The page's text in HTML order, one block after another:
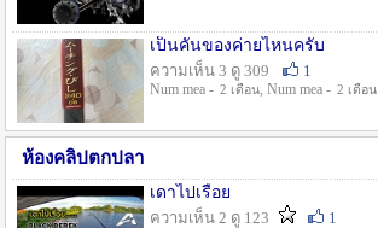
เป็นคันของค่ายไหนครับ
ความเห็น 3 ดู 309
1
Num mea - 2 เดือน, Num mea - 2 เดือน
ห้องคลิปตกปลา
เดาไปเรื่อย
ความเห็น 2 ดู 123
1